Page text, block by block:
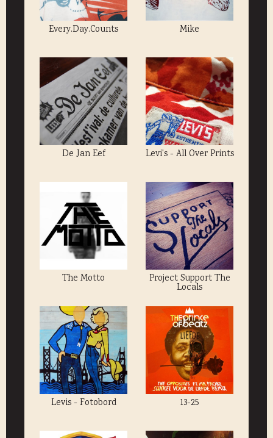
Every.Day.Counts Mike
De Jan Eef Levi's - All Over Prints
The Motto Project Support The
Locals
Levis - Fotobord 13-25